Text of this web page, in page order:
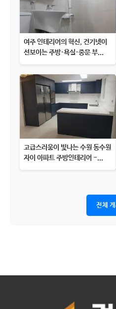
여주 인테리어의 혁신, 건기넷이
선보이는 주방·욕실·중문 부...
고급스러움이 빛나는 수원 동수원
자이 아파트 주방인테리어 -...
전체 게